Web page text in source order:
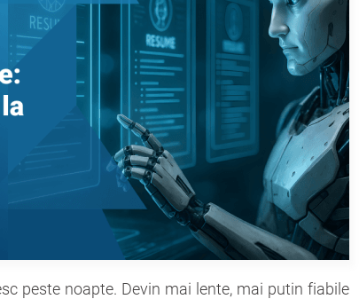
peste noapte. Devin mai lente, mai putin fiabile